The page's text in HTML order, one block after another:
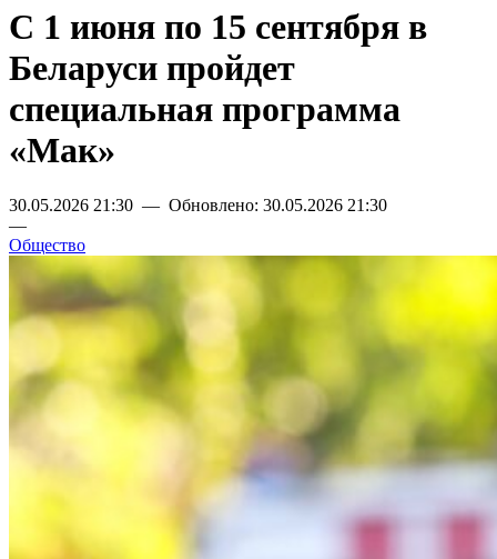
С 1 июня по 15 сентября в
Беларуси пройдет
специальная программа
«Мак»
30.05.2026 21:30 — Обновлено: 30.05.2026 21:30
—
Общество